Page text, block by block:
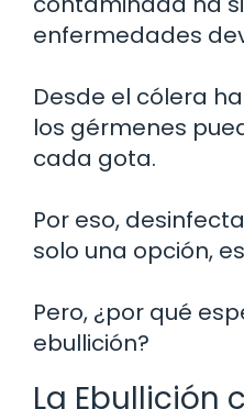
enfermedades
Desde el cólera
los gérmenes
cada gota.
Por eso,
solo una opción,
Pero, ¿por qué
ebullición?
La Ebullición